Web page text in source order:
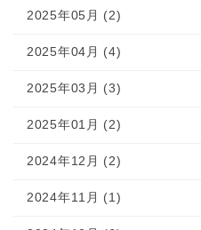
2025年05月 (2)
2025年04月 (4)
2025年03月 (3)
2025年01月 (2)
2024年12月 (2)
2024年11月 (1)